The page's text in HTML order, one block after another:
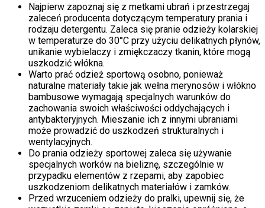
Najpierw zapoznaj się z metkami ubrań i przestrzegaj
zaleceń producenta dotyczącym temperatury prania i
rodzaju detergentu. Zaleca się pranie odzieży kolarskiej
w temperaturze do 30°C przy użyciu delikatnych płynów,
unikanie wybielaczy i zmiękczaczy tkanin, które mogą
uszkodzić włókna.
Warto prać odzież sportową osobno, ponieważ
naturalne materiały takie jak wełna merynosów i włókno
bambusowe wymagają specjalnych warunków do
zachowania swoich właściwości oddychających i
antybakteryjnych. Mieszanie ich z innymi ubraniami
może prowadzić do uszkodzeń strukturalnych i
wentylacyjnych.
Do prania odzieży sportowej zaleca się używanie
specjalnych worków na bieliznę, szczególnie w
przypadku elementów z rzepami, aby zapobiec
uszkodzeniom delikatnych materiałów i zamków.
Przed wrzuceniem odzieży do pralki, upewnij się, że